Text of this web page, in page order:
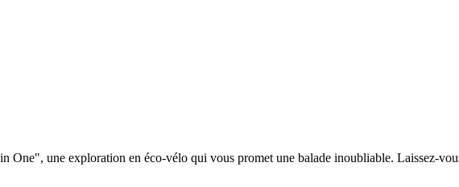
une exploration en éco-vélo qui vous promet une balade inoubliable. Laissez-